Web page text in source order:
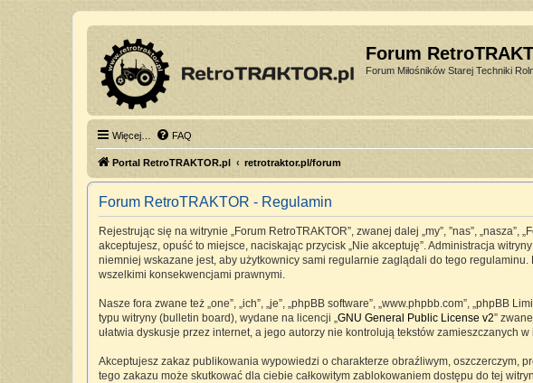
Forum
Forum Miłośników Starej Techniki
Więcej… FAQ
Portal RetroTRAKTOR.pl retrotraktor.pl/forum
Forum RetroTRAKTOR - Regulamin
Rejestrując się na witrynie „Forum RetroTRAKTOR”, zwanej dalej „my”, ”nas”,
akceptujesz, opuść to miejsce, naciskając przycisk „Nie akceptuję”. Administracja
niemniej wskazane jest, aby użytkownicy sami regularnie zaglądali do tego
wszelkimi konsekwencjami prawnymi.
Nasze fora zwane też „one”, „ich”, „je”, „phpBB software”, „www.phpbb.com”,
typu witryny (bulletin board), wydane na licencji „GNU General Public License v2”
ułatwia dyskusje przez internet, a jego autorzy nie kontrolują tekstów zamieszczanych
Akceptujesz zakaz publikowania wypowiedzi o charakterze obraźliwym, oszczerczym,
tego zakazu może skutkować dla ciebie całkowitym zablokowaniem dostępu do tej